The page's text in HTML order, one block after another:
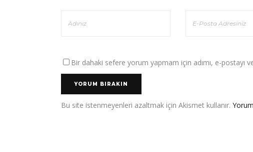
Bir dahaki sefere yorum yapmam için adımı, e-postayı
Bu site istenmeyenleri azaltmak için Akismet kullanır.